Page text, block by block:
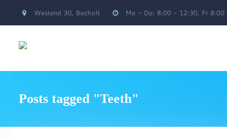
Westend 30, Bocholt Mo - Do: 8:00 - 12:30, Fr
Posts tagged "Teeth"